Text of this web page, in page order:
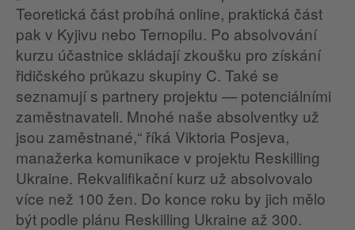
Teoretická část probíhá online, praktická část
pak v Kyjivu nebo Ternopilu. Po absolvování
kurzu účastnice skládají zkoušku pro získání
řidičského průkazu skupiny C. Také se
seznamují s partnery projektu — potenciálními
zaměstnavateli. Mnohé naše absolventky už
jsou zaměstnané,“ říká Viktoria Posjeva,
manažerka komunikace v projektu Reskilling
Ukraine. Rekvalifikační kurz už absolvovalo
více než 100 žen. Do konce roku by jich mělo
být podle plánu Reskilling Ukraine až 300.